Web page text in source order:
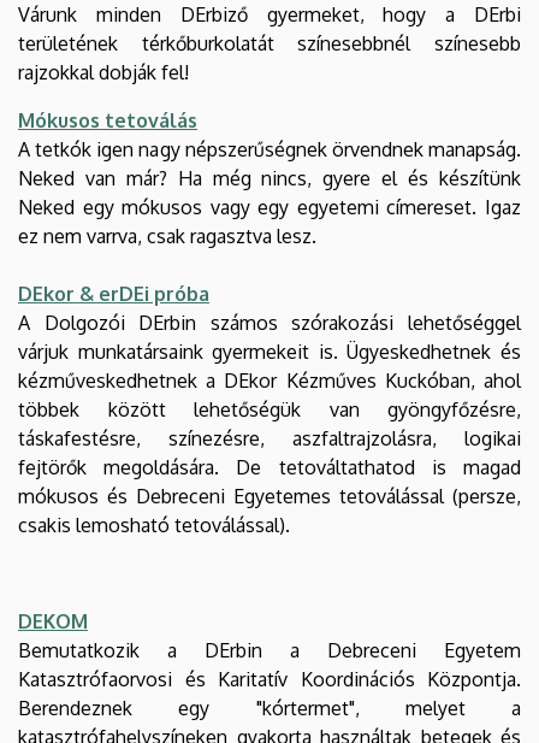
Várunk minden DErbiző gyermeket, hogy a DErbi
területének térkőburkolatát színesebbnél színesebb
rajzokkal dobják fel!
Mókusos tetoválás
A tetkók igen nagy népszerűségnek örvendnek manapság.
Neked van már? Ha még nincs, gyere el és készítünk
Neked egy mókusos vagy egy egyetemi címereset. Igaz
ez nem varrva, csak ragasztva lesz.
DEkor & erDEi próba
A Dolgozói DErbin számos szórakozási lehetőséggel
várjuk munkatársaink gyermekeit is. Ügyeskedhetnek és
kézműveskedhetnek a DEkor Kézműves Kuckóban, ahol
többek között lehetőségük van gyöngyfőzésre,
táskafestésre, színezésre, aszfaltrajzolásra, logikai
fejtörők megoldására. De tetováltathatod is magad
mókusos és Debreceni Egyetemes tetoválással (persze,
csakis lemosható tetoválással).
DEKOM
Bemutatkozik a DErbin a Debreceni Egyetem
Katasztrófaorvosi és Karitatív Koordinációs Központja.
Berendeznek egy "kórtermet", melyet a
katasztrófahelyszíneken gyakorta használtak betegek és